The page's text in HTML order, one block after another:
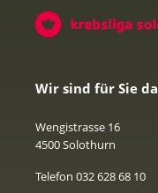
Wir sind für Sie da
Wengistrasse 16
4500 Solothurn
Telefon 032 628 68 10